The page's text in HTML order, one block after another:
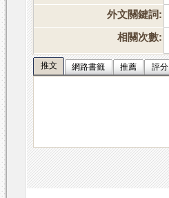
外文關鍵詞:
相關次數:
推文 網路書籤 推薦 評分